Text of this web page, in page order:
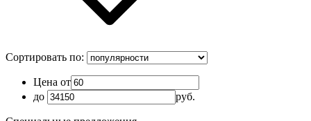
Сортировать по:
Цена от
до
руб.